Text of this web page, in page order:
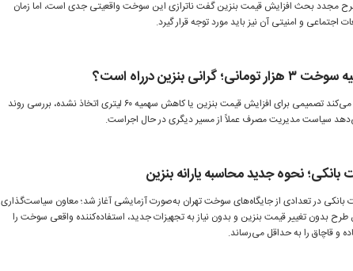
مجدد بحث افزایش قیمت بنزین گفت ناترازی این سوخت واقعیتی جدی است، اما زمان
و امنیتی آن نیز باید مورد توجه قرار گیرد.
بنزین درراه است؟
در حالی که دولت همچنان تأکید می‌کند تصمیمی برای افزایش قیمت بنزین یا کاهش سهمیه ۶۰ لیتری اتخاذ نشده، بررسی روند
سیاست مدیریت مصرف عملاً از مسیر دیگری در حال اجراست.
نحوه جدید محاسبه یارانه بنزین
بانکی در تعدادی از جایگاه‌های سوخت تهران به‌صورت آزمایشی آغاز شد؛ معاون سیاست‌گذاری
بدون تغییر قیمت بنزین و بدون نیاز به تجهیزات جدید، استفاده‌کننده واقعی سوخت را
و قاچاق را به حداقل می‌رساند.